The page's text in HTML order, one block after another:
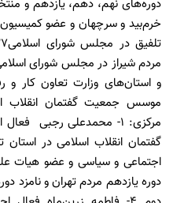
دوره‌های نهم، دهم، یازدهم و
خرم‌بید و سرچهان و عضو
مردم شیراز در مجلس شورای
و استان‌های وزارت تعاون کار و
موسس جمعیت گفتمان انقلاب
مرکزی: ۱- محمدعلی رجبی
دوره یازدهم مردم تهران و نامزد